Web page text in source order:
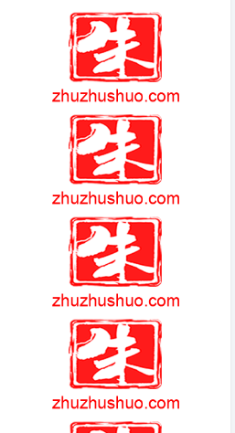
艾尔之光艾丽希斯技能
浮岛物语手游
绯色回响手游官方版本简介
末日领主十集
(2025-3-23热点)-69岁演员高英